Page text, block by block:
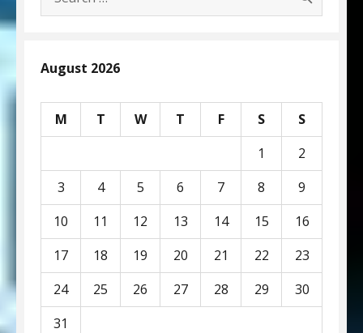
for:
August 2026
M T W T F S
S
1
2
3
4 5 6 7 8
9
10
11 12 13 14 15
16
17
18 19 20 21 22
23
24
25 26 27 28 29
30
31